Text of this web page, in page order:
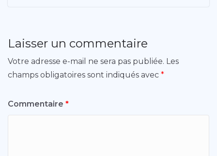
Laisser un commentaire
Votre adresse e-mail ne sera pas publiée. Les
champs obligatoires sont indiqués avec *
Commentaire *